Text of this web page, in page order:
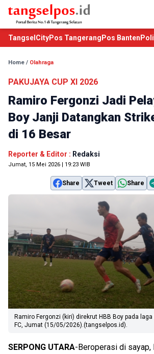
TangselCityPos Tangerang Pos Banten
Home / Olahraga
PAKUJAYA CUP XI 2026
Ramiro Fergonzi Jadi
Boy Janji Datangkan
di 16 Besar
Reporter & Editor : Redaksi
Jumat, 15 Mei 2026 | 19:23 WIB
Share Tweet Share
Ramiro Fergonzi (kiri) direkrut HBB Boy pada
FC, Jumat (15/05/2026).(tangselpos.id).
SERPONG UTARA-Beroperasi di sayap,